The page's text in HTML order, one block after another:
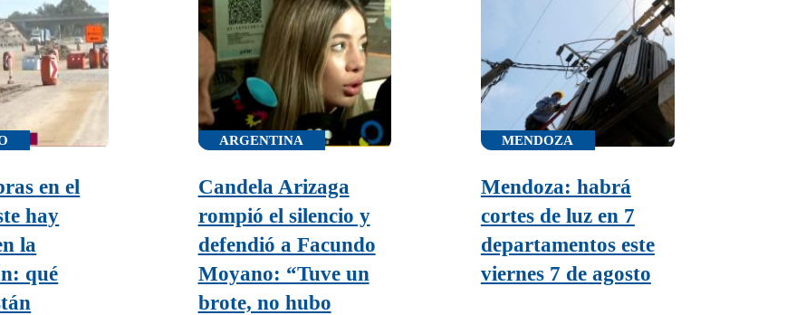
en el
hay
la
qué
ARGENTINA
Candela Arizaga
rompió el silencio y
defendió a Facundo
Moyano: “Tuve un
brote, no hubo
MENDOZA
Mendoza: habrá
cortes de luz en 7
departamentos este
viernes 7 de agosto